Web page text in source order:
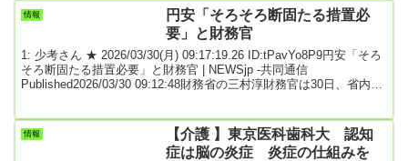
収入では不足する まあ、ここに書いても何も解決しないけど愚痴っ
てみたかった引用元: >>1 親の年金、あなたが所有するスキル、居住
地、体力、健康、配偶者、子...
情報
円安「そろそろ断固たる措置必
要」と財務官
1: 少考さん ★ 2026/03/30(月) 09:17:19.26 ID:tPavYo8P9円安「そろ
そろ断固たる措置必要」と財務官 | NEWSjp -共同通信
Published2026/03/30 09:12:48財務省の三村淳財務官は30日、省内で
けばそろそろ断固たる措置も必要になる」と述べ、強くけん制し
た。※関連スレ【為替】円下落、1年8カ月ぶり160円台 中東緊...
情報
【介護 】東京医科歯科大 認知
症は脳の炎症 炎症の仕組みを